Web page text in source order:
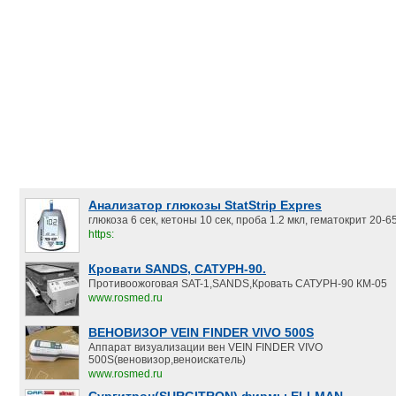
Анализатор глюкозы StatStrip Expres
глюкоза 6 сек, кетоны 10 сек, проба 1.2 мкл, гематокрит 20-
https:
Кровати SANDS, САТУРН-90.
Противоожоговая SAT-1,SANDS,Кровать САТУРН-90 КМ-05
www.rosmed.ru
ВЕНОВИЗОР VEIN FINDER VIVO 500S
Аппарат визуализации вен VEIN FINDER VIVO
500S(веновизор,веноискатель)
www.rosmed.ru